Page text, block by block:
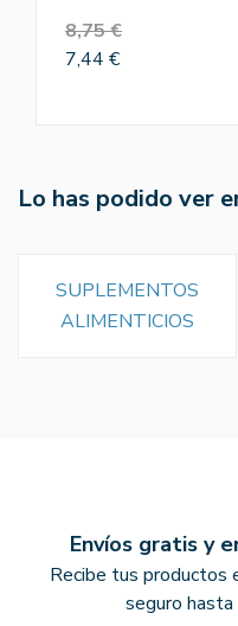
8,75 €
7,44 €
Lo has podido ver
SUPLEMENTOS
ALIMENTICIOS
Envíos gratis y
Recibe tus productos
seguro